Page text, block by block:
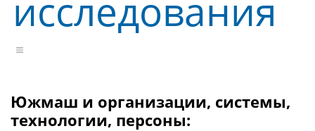
исследования
Южмаш и организации, системы,
технологии, персоны: